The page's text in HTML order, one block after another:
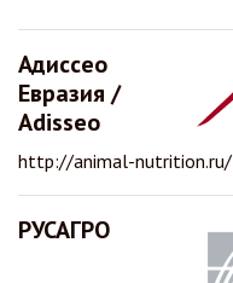
Адиссео
Евразия /
Adisseo
http://animal-nutrition.ru/
РУСАГРО